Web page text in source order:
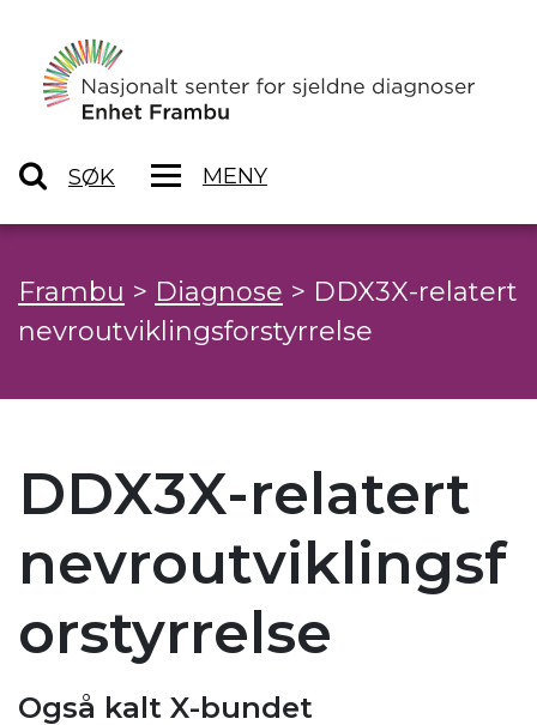
SØK MENY
Frambu > Diagnose > DDX3X-relatert
nevroutviklingsforstyrrelse
DDX3X-relatert
nevroutviklingsf
orstyrrelse
Også kalt X-bundet